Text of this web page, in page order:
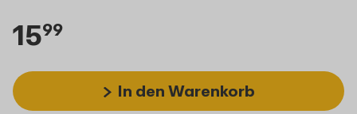
1599
In den Warenkorb